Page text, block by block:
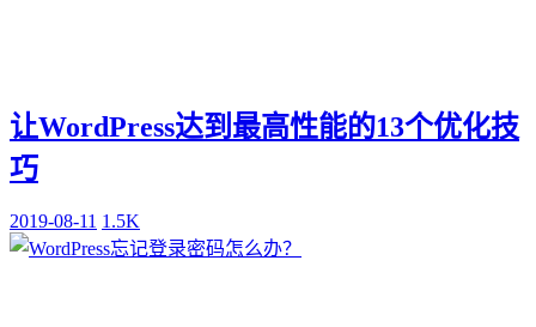
让WordPress达到最高性能的13个优化技
巧
2019-08-11 1.5K